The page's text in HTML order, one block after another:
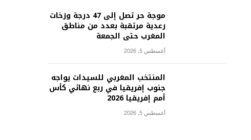
موجة حر تصل إلى 47 درجة وزخات
رعدية مرتقبة بعدد من مناطق
المغرب حتى الجمعة
أغسطس 5, 2026
المنتخب المغربي للسيدات يواجه
جنوب إفريقيا في ربع نهائي كأس
أمم إفريقيا 2026
أغسطس 5, 2026